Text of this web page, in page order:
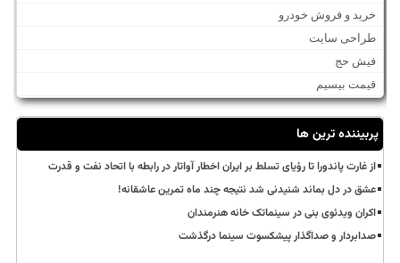
خرید و فروش خودرو
طراحی سایت
فیش حج
قیمت بیسیم
پربیننده ترین ها
از غارت پاندورا تا رؤیای تسلط بر ایران اخطار آواتار در رابطه با اتحاد نفت و قدرت
عشق در دل بماند شنیدنی شد نتیجه چند ماه تمرین عاشقانه!
اکران ویدئوی بنی در سینماتک خانه هنرمندان
صدابردار و صداگذار پیشکسوت سینما درگذشت